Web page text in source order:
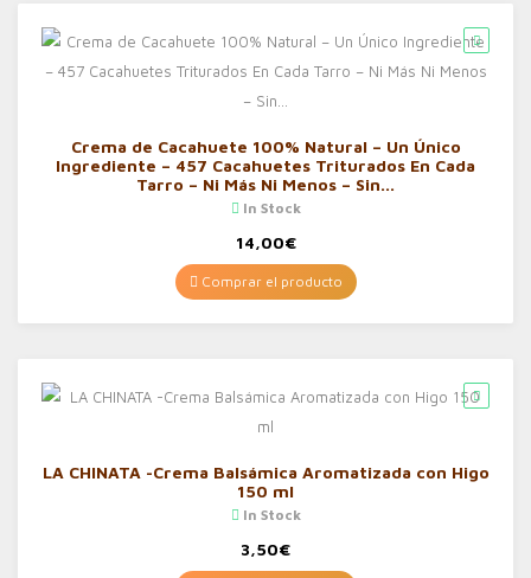
Crema de Cacahuete 100% Natural – Un Único
Ingrediente – 457 Cacahuetes Triturados En Cada
Tarro – Ni Más Ni Menos – Sin…
In Stock
14,00€
Comprar el producto
LA CHINATA -Crema Balsámica Aromatizada con Higo
150 ml
In Stock
3,50€